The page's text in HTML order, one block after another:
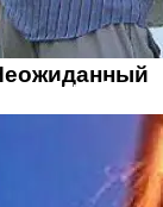
Баню
Неделю